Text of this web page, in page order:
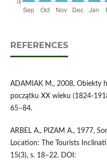
REFERENCES
ADAMIAK M., 2008, Obiekty
początku XX wieku (1824-
65–84.
ARBEL A., PIZAM A., 1977,
Location: The Tourists
15(3), s. 18–22. DOI: